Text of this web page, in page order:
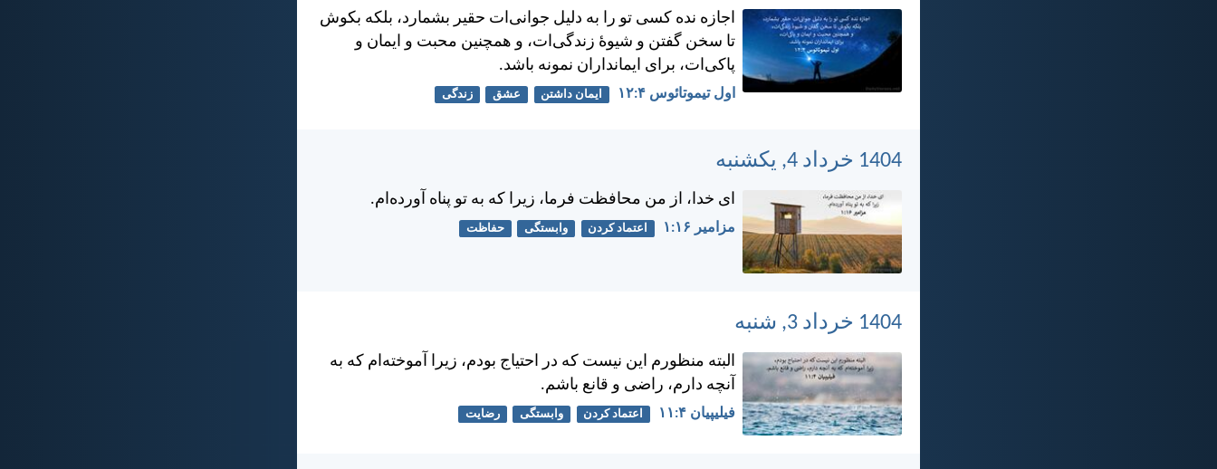
اجازه نده كسی تو را به دلیل جوانی‌ات حقير بشمارد، بلكه بكوش
تا سخن گفتن و شيوهٔ زندگی‌ات، و همچنين محبت و ايمان و
پاكی‌ات، برای ايمانداران نمونه باشد.
اول تيموتائوس ۴:‏۱۲ ایمان داشتن عشق زندگی
1404 خرداد 4, یکشنبه
ای خدا، از من محافظت فرما، زيرا كه به تو پناه آورده‌ام.
مزامير ۱۶:‏۱ اعتماد کردن وابستگی حفاظت
1404 خرداد 3, شنبه
البته منظورم اين نيست كه در احتياج بودم، زيرا آموخته‌ام كه به
آنچه دارم، راضی و قانع باشم.
فيليپیان ۴:‏۱۱ اعتماد کردن وابستگی رضایت